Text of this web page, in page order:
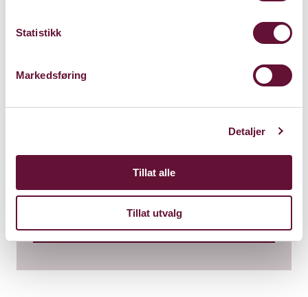
Statistikk
Markedsføring
Detaljer
Tillat alle
Tillat utvalg
Bærum Kulturhus
Claude Monets allé 27
1338 Sandvika
Kart